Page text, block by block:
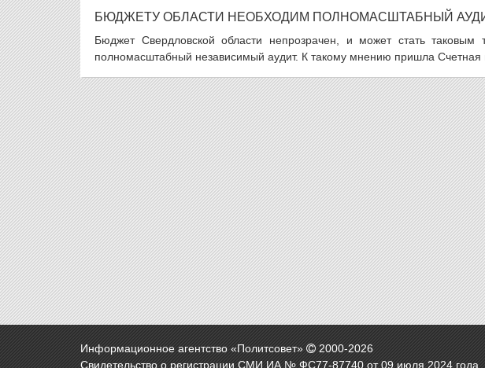
БЮДЖЕТУ ОБЛАСТИ НЕОБХОДИМ ПОЛНОМАСШТАБНЫЙ
Бюджет Свердловской области непрозрачен, и может стать таковым
полномасштабный независимый аудит. К такому мнению пришла Счетная
Информационное агентство «Политсовет» 2000-2026
Свидетельство о регистрации СМИ ИА № ФС77-87740 от 09 июля 2024 года.